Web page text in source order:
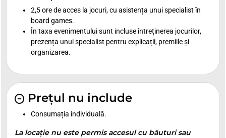
2,5 ore de acces la jocuri, cu asistența unui specialist în
board games.
În taxa evenimentului sunt incluse întreținerea jocurilor,
prezența unui specialist pentru explicații, premiile și
organizarea.
Prețul nu include
Consumația individuală.
La locație nu este permis accesul cu băuturi sau